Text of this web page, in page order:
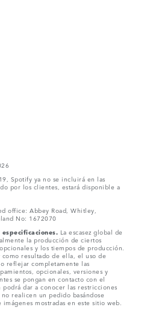
Spotify ya no se incluirá en las
por los clientes, estará disponible a
office: Abbey Road, Whitley,
No: 1672070
La escasez global de
la producción de ciertos
y los tiempos de producción.
como resultado de ella, el uso de
reflejar completamente las
opcionales, versiones y
se pongan en contacto con el
dar a conocer las restricciones
realicen un pedido basándose
mostradas en este sitio web.